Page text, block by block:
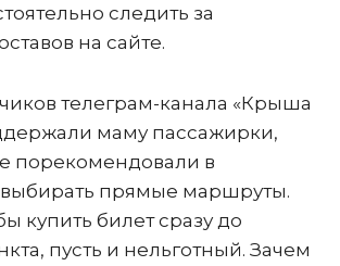
следить за
на сайте.
телеграм-канала «Крыша
маму пассажирки,
порекомендовали в
прямые маршруты.
купить билет сразу до
пусть и нельготный. Зачем